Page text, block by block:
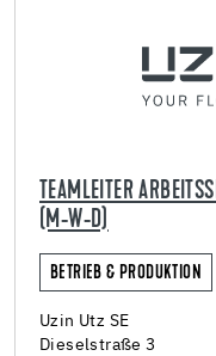
TEAMLEITER
(M-W-D)
BETRIEB & PRODUKTION
Uzin Utz SE
Dieselstraße 3